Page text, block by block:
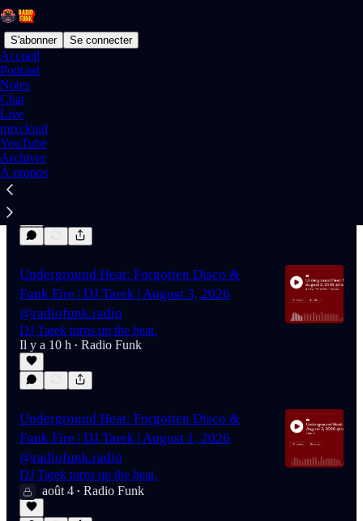
S'abonner Se connecter
Accueil
Podcast
Notes
Chat
Live
mixcloud
YouTube
Archiver
À propos
🚨 ALERTE INTERGALACTIQUE 🚨
La Fédération Galactique vient de publier une
Underground Heat: Forgotten Disco &
Funk Fire | DJ Tarek | August 3, 2026
@radiofunk.radio
DJ Tarek turns up the heat.
Il y a 10 h • Radio Funk
Underground Heat: Forgotten Disco &
Funk Fire | DJ Tarek | August 1, 2026
@radiofunk.radio
DJ Tarek turns up the heat.
août 4 • Radio Funk